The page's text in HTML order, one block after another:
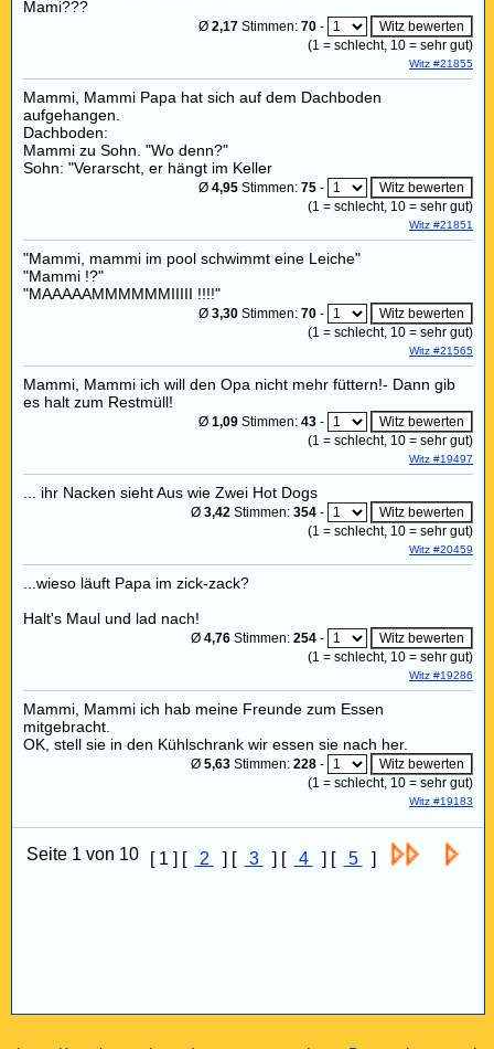
Mami???
Ø 2,17 Stimmen: 70 -
(1 = schlecht, 10 = sehr gut)
Witz #21855
Mammi, Mammi Papa hat sich auf dem Dachboden
aufgehangen.
Dachboden:
Mammi zu Sohn. "Wo denn?"
Sohn: "Verarscht, er hängt im Keller
Ø 4,95 Stimmen: 75 -
(1 = schlecht, 10 = sehr gut)
Witz #21851
"Mammi, mammi im pool schwimmt eine Leiche"
"Mammi !?"
"MAAAAAMMMMMMIIIII !!!!"
Ø 3,30 Stimmen: 70 -
(1 = schlecht, 10 = sehr gut)
Witz #21565
Mammi, Mammi ich will den Opa nicht mehr füttern!- Dann gib
es halt zum Restmüll!
Ø 1,09 Stimmen: 43 -
(1 = schlecht, 10 = sehr gut)
Witz #19497
... ihr Nacken sieht Aus wie Zwei Hot Dogs
Ø 3,42 Stimmen: 354 -
(1 = schlecht, 10 = sehr gut)
Witz #20459
...wieso läuft Papa im zick-zack?
Halt's Maul und lad nach!
Ø 4,76 Stimmen: 254 -
(1 = schlecht, 10 = sehr gut)
Witz #19286
Mammi, Mammi ich hab meine Freunde zum Essen
mitgebracht.
OK, stell sie in den Kühlschrank wir essen sie nach her.
Ø 5,63 Stimmen: 228 -
(1 = schlecht, 10 = sehr gut)
Witz #19183
Seite 1 von 10 [ 1 ] [ 2 ] [ 3 ] [ 4 ] [ 5 ]